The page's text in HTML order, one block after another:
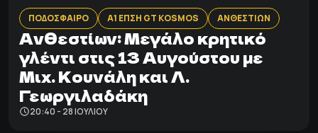
ΠΟΔΟΣΦΑΙΡΟ Α1 ΕΠΣΗ GT KOSMOS ΑΝΘΕΣΤΙΩΝ
Ανθεστίων: Mεγάλο κρητικό
γλέντι στις 13 Αυγούστου με
Μιχ. Κουνάλη και Λ.
Γεωργιλαδάκη
20:40 - 28 ΙΟΥΛΊΟΥ